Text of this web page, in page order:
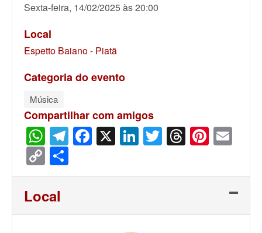
Sexta-feira, 14/02/2025 às 20:00
Local
Espetto Baiano - Piatã
Categoria do evento
Música
Compartilhar com amigos
WhatsApp
Telegram
Facebook
X LinkedIn
Twitter
Threads
Copy
Link
Local